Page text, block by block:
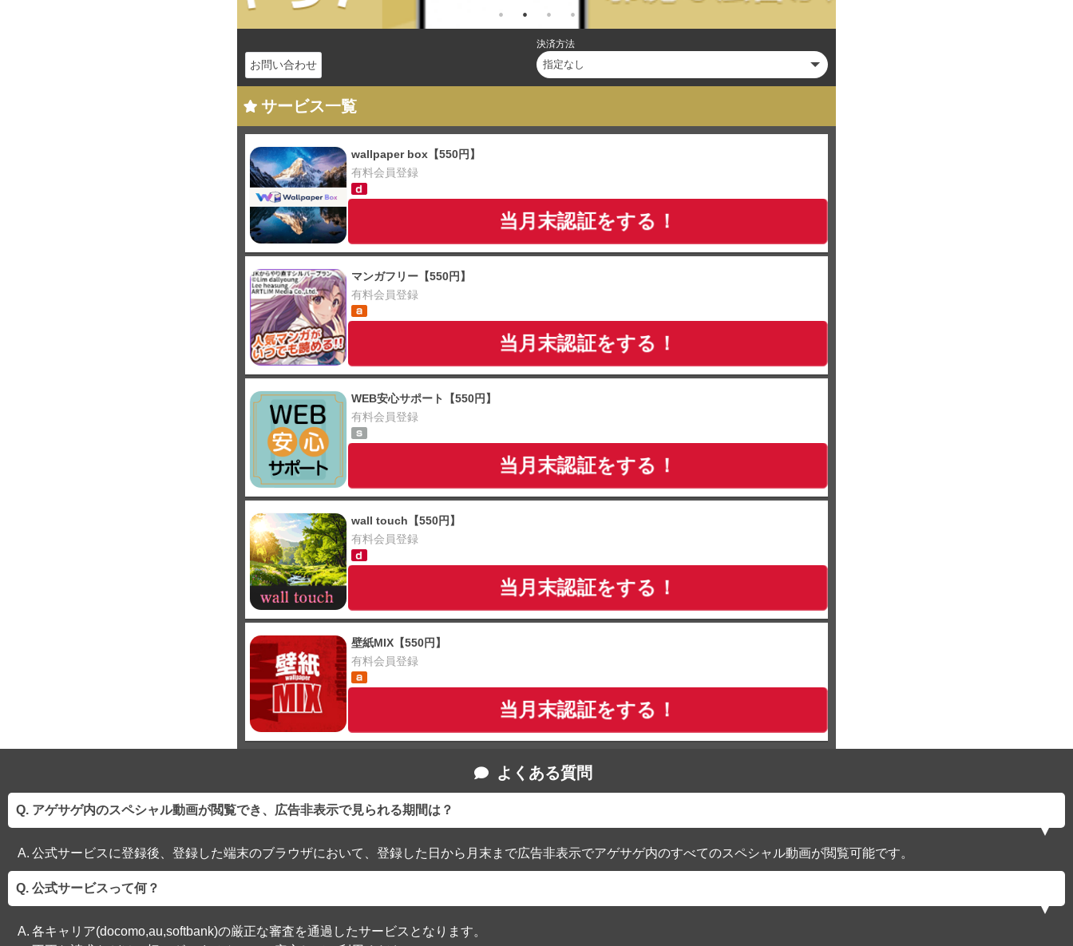
お問い合わせ
決済方法
サービス一覧
wallpaper box【550円】
有料会員登録
当月末認証をする！
マンガフリー【550円】
有料会員登録
当月末認証をする！
WEB安心サポート【550円】
有料会員登録
当月末認証をする！
wall touch【550円】
有料会員登録
当月末認証をする！
壁紙MIX【550円】
有料会員登録
当月末認証をする！
よくある質問
アゲサゲ内のスペシャル動画が閲覧でき、広告非表示で見られる期間は？
公式サービスに登録後、登録した端末のブラウザにおいて、登録した日から月末まで広告非表示でアゲサゲ内のすべてのスペシャル動画が閲覧可能です。
公式サービスって何？
各キャリア(docomo,au,softbank)の厳正な審査を通過したサービスとなります。